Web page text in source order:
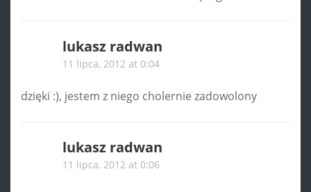
lukasz radwan
11 lipca, 2012 at 0:04
dzięki :), jestem z niego cholernie zadowolony
lukasz radwan
11 lipca, 2012 at 0:06